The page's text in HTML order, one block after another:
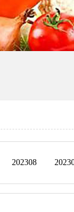
202308